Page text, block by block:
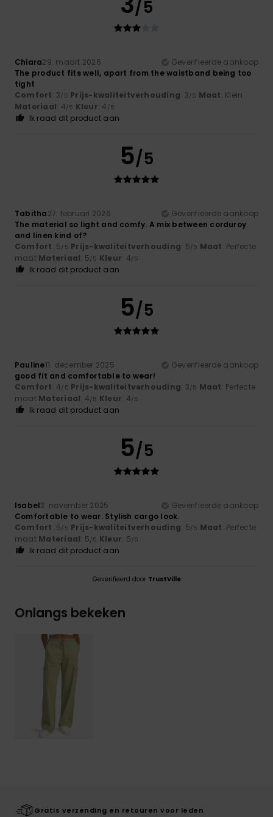
/5
Chiara29. maart 2026
Geverifieerde aankoop
The product fits well, apart from the waistband being too
tight
Comfort: 3/5 Prijs-kwaliteitverhouding: 3/5 Maat: Klein
Materiaal: 4/5 Kleur: 4 /5
Ik raad dit product aan
5/5
Tabitha27. februari 2026
Geverifieerde aankoop
The material so light and comfy. A mix between corduroy
and linen kind of?
Comfort: 5/5 Prijs-kwaliteitverhouding: 5/5 Maat: Perfecte
maat Materiaal: 5/5 Kleur: 4/5
Ik raad dit product aan
5/5
Pauline11. december 2025
Geverifieerde aankoop
good fit and comfortable to wear!
Comfort: 4/5 Prijs-kwaliteitverhouding: 3/5 Maat: Perfecte
maat Materiaal: 4/5 Kleur: 4/5
Ik raad dit product aan
5/5
Isabel3. november 2025
Geverifieerde aankoop
Comfortable to wear. Stylish cargo look.
Comfort: 5/5 Prijs-kwaliteitverhouding: 5/5 Maat: Perfecte
maat Materiaal: 5/5 Kleur: 5/5
Ik raad dit product aan
Geverifieerd door TrustVille
Onlangs bekeken
Gratis verzending en retouren voor leden